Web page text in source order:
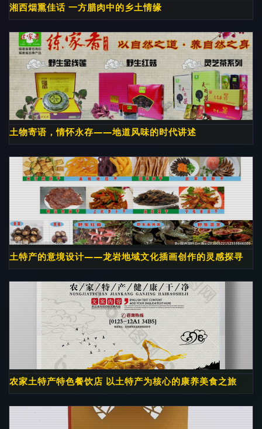
湘西烟熏佳话 一方腊肉中的乡土情缘
土物寄语，情怀永存——地道风味的时代讲述
土特产的意境设计——龙岩地域文化插画创作的灵感探寻
农家土特产特色餐饮店 以土特产为核心的康养美食之旅